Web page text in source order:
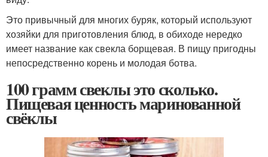
Это привычный для многих буряк, который используют
хозяйки для приготовления блюд, в обиходе нередко
имеет название как свекла борщевая. В пищу пригодны
непосредственно корень и молодая ботва.
100 грамм свеклы это сколько.
Пищевая ценность маринованной
свёклы